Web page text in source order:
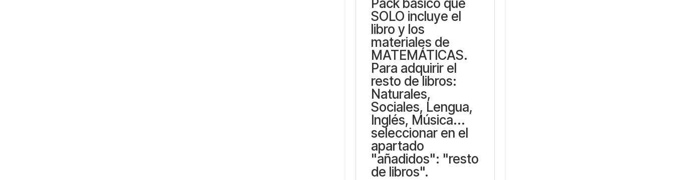
Pack básico que
SOLO incluye el
libro y los
materiales de
MATEMÁTICAS.
Para adquirir el
resto de libros:
Naturales,
Sociales, Lengua,
Inglés, Música...
seleccionar en el
apartado
"añadidos": "resto
de libros".